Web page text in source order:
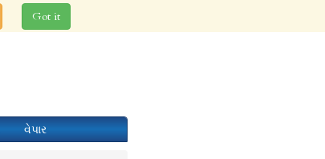
વેપાર
Got it